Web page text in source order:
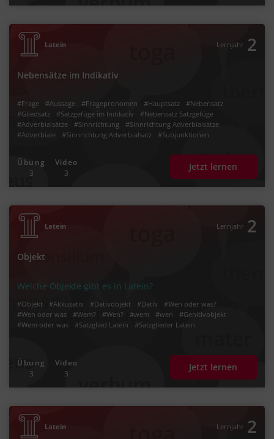
Latein Lernjahr 2
Nebensätze im Indikativ
#Frage #Aussage #Fragepronomen #Hauptsatz
#Nebensatz
#Gliedsatz
#Satzgefüge im Indikativ
#Nebensatz Satzgefüge
#Adverbialsätze
#Sinnrichtung
#Sinnrichtung Adverbialsätze
#Adverbiale
#Sinnrichtung Adverbialsatz
#Subjunktionen
#quia
Übung
3
Video
3
Jetzt lernen
Latein Lernjahr 2
Objekt
Welche Objekte gibt es in Latein?
#Objekt #Akkusativ #Dativobjekt #Dativ
#Wen oder was?
#Wen oder was
#Wem? #Wen? #wem #wen
#Genitivobjekt
#Wem oder was
#Satzglied Latein #Satzglieder Latein
Übung
3
Video
3
Jetzt lernen
Latein Lernjahr 2